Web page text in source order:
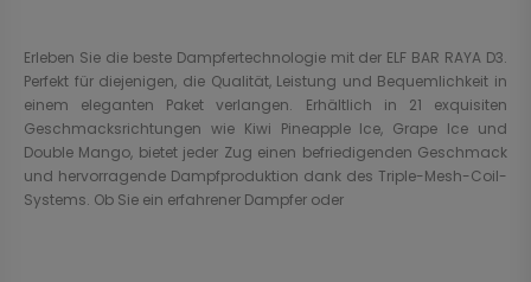
Erleben Sie die beste Dampfertechnologie mit der ELF BAR RAYA D3.
Perfekt für diejenigen, die Qualität, Leistung und Bequemlichkeit in
einem eleganten Paket verlangen. Erhältlich in 21 exquisiten
Geschmacksrichtungen wie Kiwi Pineapple Ice, Grape Ice und
Double Mango, bietet jeder Zug einen befriedigenden Geschmack
und hervorragende Dampfproduktion dank des Triple-Mesh-Coil-
Systems. Ob Sie ein erfahrener Dampfer oder